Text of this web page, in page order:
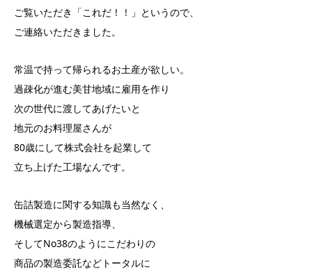
ご覧いただき「これだ！！」というので、
ご連絡いただきました。
常温で持って帰られるお土産が欲しい。
過疎化が進む美甘地域に雇用を作り
次の世代に渡してあげたいと
地元のお料理屋さんが
80歳にして株式会社を起業して
立ち上げた工場なんです。
缶詰製造に関する知識も当然なく、
機械選定から製造指導、
そしてNo38のようにこだわりの
商品の製造委託などトータルに